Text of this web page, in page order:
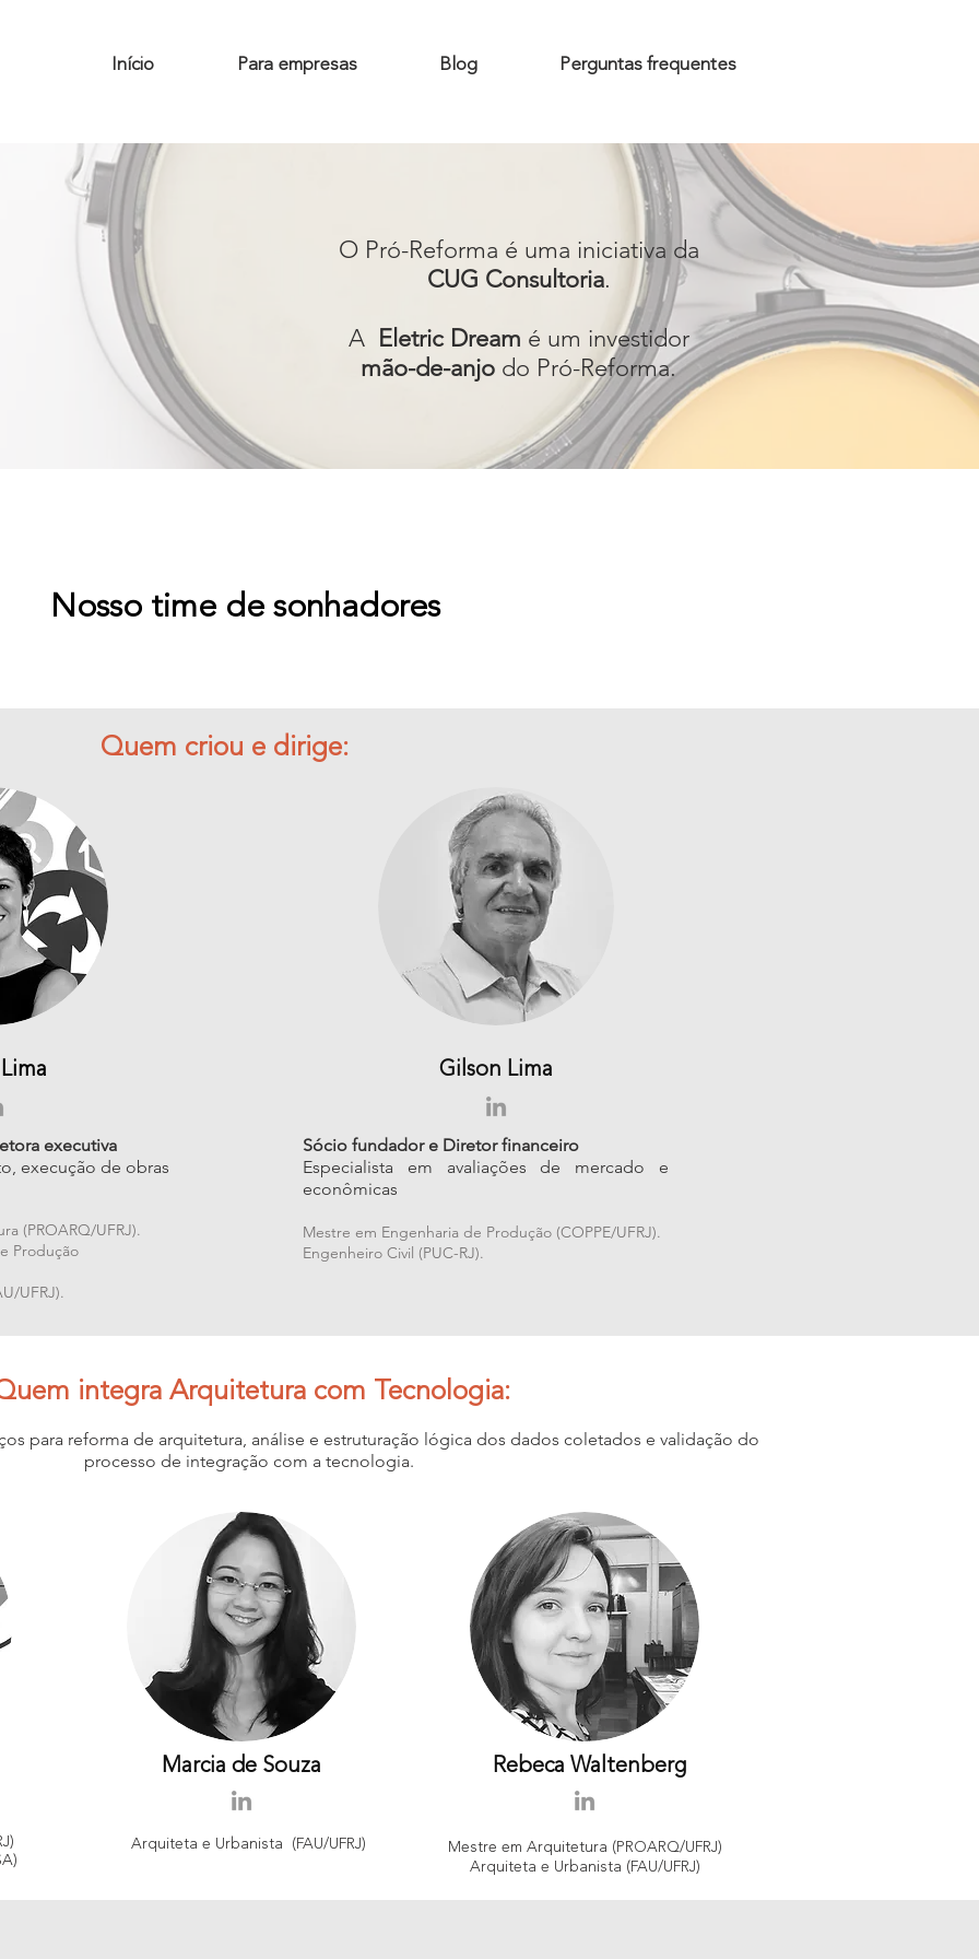
Início Para empresas Blog Perguntas frequentes
O Pró-Reforma é uma iniciativa da
CUG Consultoria.
A Eletric Dream é um investidor
mão-de-anjo do Pró-Reforma.
Nosso time de sonhadores
integra Arquitetura com Tecnologia:
para reforma de arquitetura, análise e estruturação lógica dos dados coletados e validação do
processo de integração com a tecnologia.
Quem criou e dirige:
executiva
execução de obras
(PROARQ/UFRJ).
Produção
UFRJ).
Gilson Lima
Sócio fundador e Diretor financeiro
Especialista em avaliações de mercado e
econômicas
Mestre em Engenharia de Produção (COPPE/UFRJ).
Engenheiro Civil (PUC-RJ).
Marcia de Souza
Arquiteta e Urbanista (FAU/UFRJ)
Rebeca Waltenberg
Mestre em Arquitetura (PROARQ/UFRJ)
Arquiteta e Urbanista (FAU/UFRJ)